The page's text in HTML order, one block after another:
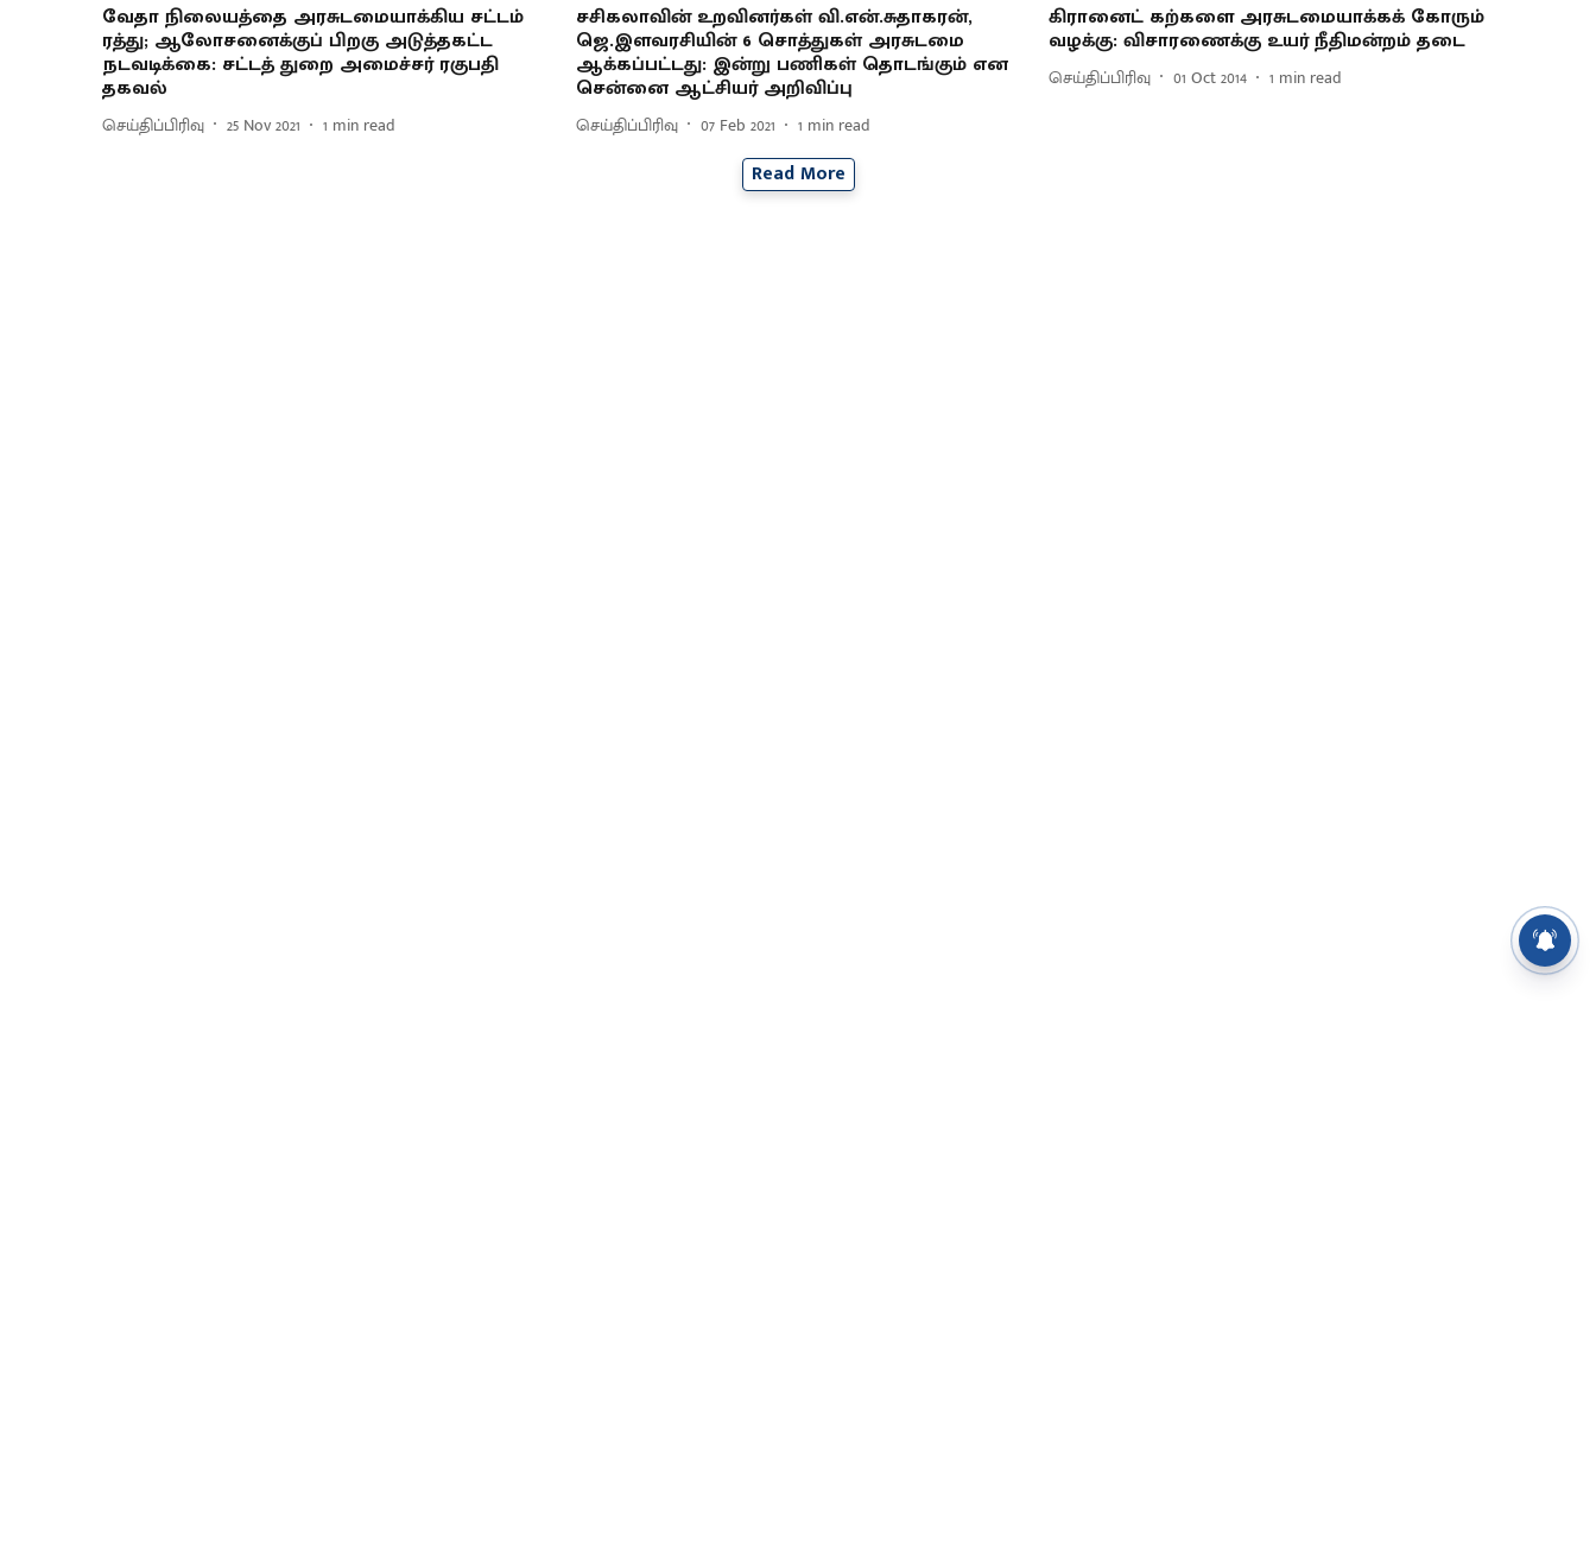
வேதா நிலையத்தை அரசுடமையாக்கிய சட்டம்
ரத்து; ஆலோசனைக்குப் பிறகு அடுத்தகட்ட
நடவடிக்கை: சட்டத் துறை அமைச்சர் ரகுபதி
தகவல்
செய்திப்பிரிவு 25 Nov 2021 1 min read
சசிகலாவின் உறவினர்கள் வி.என்.சுதாகரன்,
ஜெ.இளவரசியின் 6 சொத்துகள் அரசுடமை
ஆக்கப்பட்டது: இன்று பணிகள் தொடங்கும் என
சென்னை ஆட்சியர் அறிவிப்பு
செய்திப்பிரிவு 07 Feb 2021 1 min read
கிரானைட் கற்களை அரசுடமையாக்கக் கோரும்
வழக்கு: விசாரணைக்கு உயர் நீதிமன்றம் தடை
செய்திப்பிரிவு 01 Oct 2014 1 min read
Read More